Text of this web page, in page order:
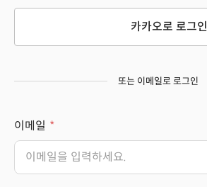
카카오로 로그인
또는 이메일로 로그인
이메일